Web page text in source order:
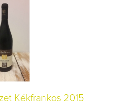
Kékfrankos 2015